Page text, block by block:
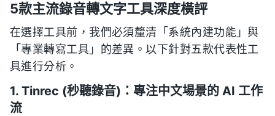
5款主流錄音轉文字工具深度橫評
在選擇工具前，我們必須釐清「系統內建功能」與
「專業轉寫工具」的差異。以下針對五款代表性工
具進行分析。
1. Tinrec (秒聽錄音)：專注中文場景的 AI 工作
流